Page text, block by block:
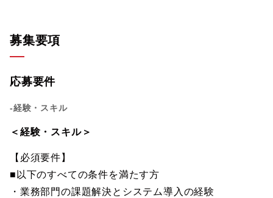
募集要項
応募要件
-経験・スキル
＜経験・スキル＞
【必須要件】
■以下のすべての条件を満たす方
・業務部門の課題解決とシステム導入の経験